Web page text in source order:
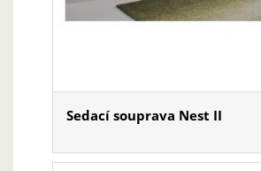
Sedací souprava Nest II